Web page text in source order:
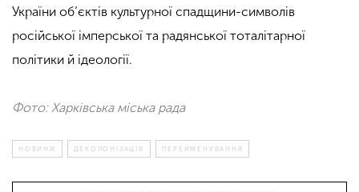
України об’єктів культурної спадщини-символів
російської імперської та радянської тоталітарної
політики й ідеології.
Фото: Харківська міська рада
НОВИНИ ДЕКОЛОНІЗАЦІЯ ПЕРЕЙМЕНУВАННЯ